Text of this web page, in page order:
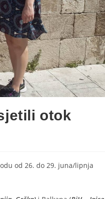
otok
od 26. do 29. juna/lipnja